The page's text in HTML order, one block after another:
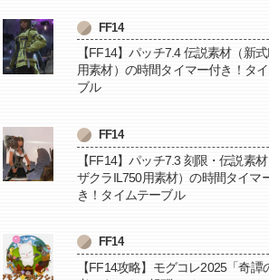
FF14
【FF14】パッチ7.4 伝説素材（新
用素材）の時間タイマー付き！タ
ブル
FF14
【FF14】パッチ7.3 刻限・伝説素
ザクラIL750用素材）の時間タイマ
き！タイムテーブル
FF14
【FF14攻略】モグコレ2025「奇譚